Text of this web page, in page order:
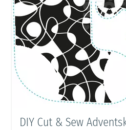
DIY Cut & Sew